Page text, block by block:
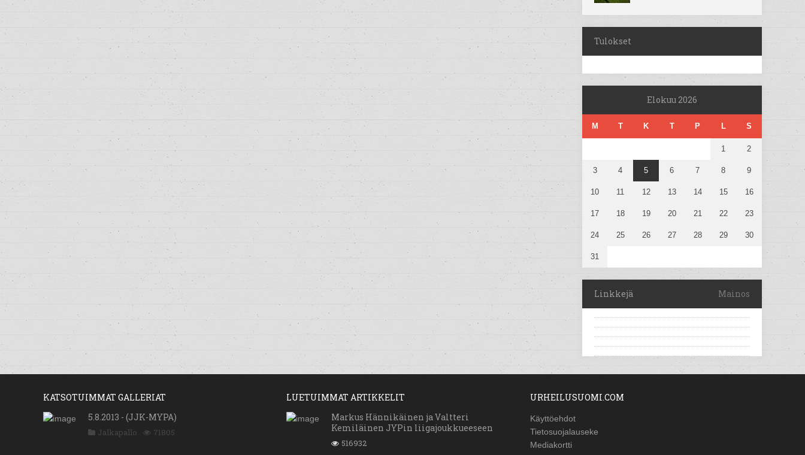
Tulokset
Elokuu 2026
M T K T P L S
1 2
3 4 5 6 7 8 9
10 11 12 13 14 15 16
17 18 19 20 21 22 23
24 25 26 27 28 29 30
31
Linkkejä Mainos
KATSOTUIMMAT GALLERIAT
5.8.2013 - (JJK-MYPA)
Jalkapallo 71805
LUETUIMMAT ARTIKKELIT
Markus Hännikäinen ja Valtteri
Kemiläinen JYPin liigajoukkueeseen
516932
URHEILUSUOMI.COM
Käyttöehdot
Tietosuojalauseke
Mediakortti